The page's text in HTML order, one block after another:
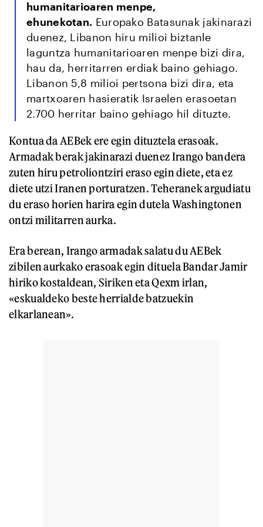
humanitarioaren menpe,
ehunekotan. Europako Batasunak jakinarazi
duenez, Libanon hiru milioi biztanle
laguntza humanitarioaren menpe bizi dira,
hau da, herritarren erdiak baino gehiago.
Libanon 5,8 milioi pertsona bizi dira, eta
martxoaren hasieratik Israelen erasoetan
2.700 herritar baino gehiago hil dituzte.
Kontua da AEBek ere egin dituztela erasoak.
Armadak berak jakinarazi duenez Irango bandera
zuten hiru petroliontziri eraso egin diete, eta ez
diete utzi Iranen porturatzen. Teheranek argudiatu
du eraso horien harira egin dutela Washingtonen
ontzi militarren aurka.
Era berean, Irango armadak salatu du AEBek
zibilen aurkako erasoak egin dituela Bandar Jamir
hiriko kostaldean, Siriken eta Qexm irlan,
«eskualdeko beste herrialde batzuekin
elkarlanean».